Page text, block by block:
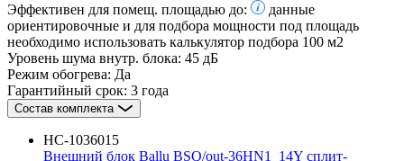
Эффективен для помещ. площадью до:
данные
ориентировочные и для подбора мощности под площадь
необходимо использовать калькулятор подбора 100 м2
Уровень шума внутр. блока: 45 дБ
Режим обогрева: Да
Гарантийный срок: 3 года
Состав комплекта
НС-1036015
Внешний блок Ballu BSQ/out-36HN1_14Y сплит-